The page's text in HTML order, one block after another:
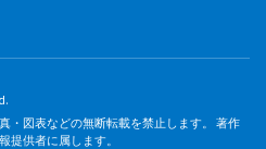
・図表などの無断転載を禁止します。 著作
提供者に属します。